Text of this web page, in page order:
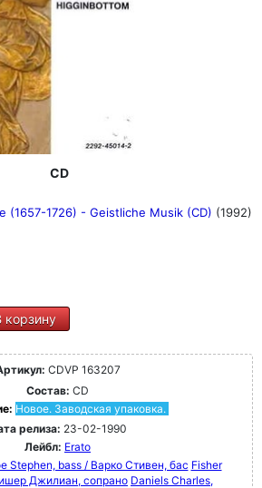
CD
(1657-1726) - Geistliche Musik (CD) (1992)
корзину
CDVP 163207
Состав: CD
Новое. Заводская упаковка.
релиза: 23-02-1990
Лейбл: Erato
Stephen, bass / Варко Стивен, бас Fisher
Джилиан, сопрано Daniels Charles,